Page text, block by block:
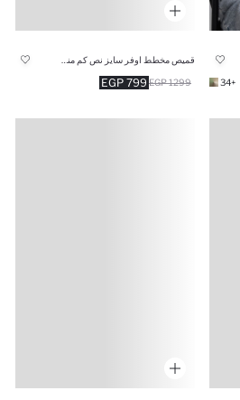
+34
799 EGP 1299 EGP